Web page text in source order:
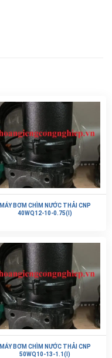
MÁY BƠM CHÌM NƯỚC THẢI CNP
40WQ12-10-0.75(I)
MÁY BƠM CHÌM NƯỚC THẢI CNP
50WQ10-13-1.1(I)